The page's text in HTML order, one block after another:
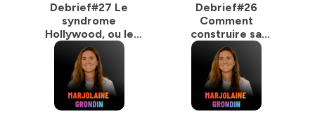
Debrief#27 Le
syndrome
Hollywood, ou le
piège du
positionnement
Debrief#26
Comment
construire sa
Newsletter 📕 Mini-
guide pour
s’affranchir des
réseaux sociaux